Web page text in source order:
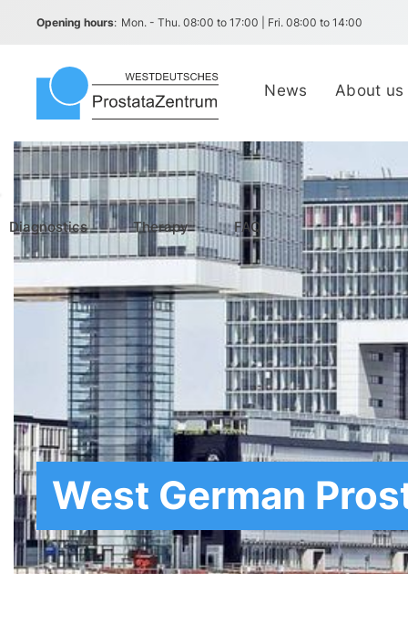
Opening hours: Mon. - Thu. 08:00 to 17:00 | Fri. 08:00 to 14:00
News About us
Diagnostics Therapy FAQ
West German